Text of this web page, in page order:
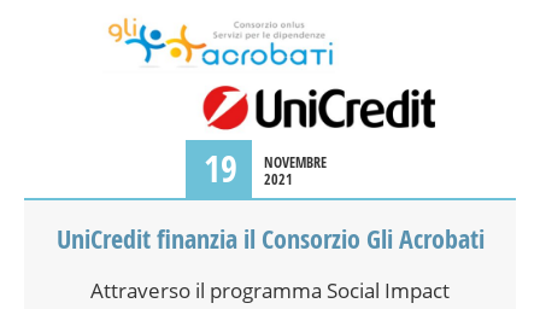
19
NOVEMBRE
2021
UniCredit finanzia il Consorzio Gli Acrobati
Attraverso il programma Social Impact